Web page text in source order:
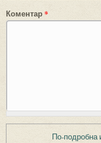
Коментар*
По-подробна